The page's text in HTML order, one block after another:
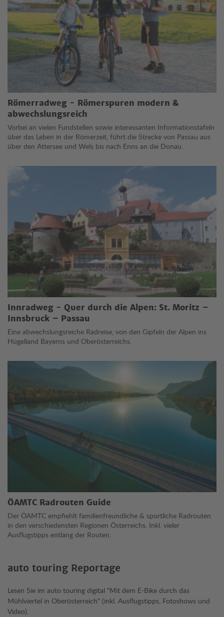
Römerradweg - Römerspuren modern &
abwechslungsreich
Vorbei an vielen Fundstellen sowie interessanten Informationstafeln
über das Leben in der Römerzeit, führt die Strecke von Passau aus
über den Attersee und Wels bis nach Enns an die Donau.
Innradweg - Quer durch die Alpen: St. Moritz –
Innsbruck – Passau
Eine abwechslungsreiche Radreise, von den Gipfeln der Alpen ins
Hügelland Bayerns und Oberösterreichs.
ÖAMTC Radrouten Guide
Der ÖAMTC empfiehlt familienfreundliche & sportliche Radrouten
in den verschiedensten Regionen Österreichs. Inkl. vieler
Ausflugstipps entlang der Routen.
auto touring Reportage
Lesen Sie im auto touring digital "Mit dem E-Bike durch das
Mühlviertel in Oberösterreich" (inkl. Ausflugstipps, Fotoshows und
Video).